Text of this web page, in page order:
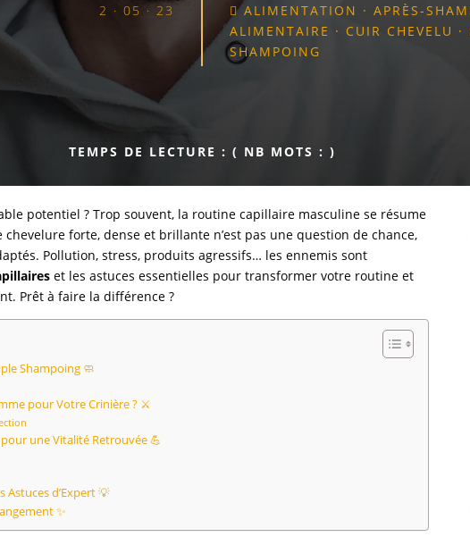
2 · 05 · 23
 ALIMENTATION · APRÈS-
ALIMENTAIRE · CUIR CHEVELU ·
SHAMPOING
TEMPS DE LECTURE : ( NB MOTS : )
potentiel ? Trop souvent, la routine capillaire masculine se résume
forte, dense et brillante n’est pas une question de chance,
Pollution, stress, produits agressifs… les ennemis sont
et les astuces essentielles pour transformer votre routine et
Prêt à faire la différence ?
Shampoing 🧼
pour Votre Crinière ? ⚔️
une Vitalité Retrouvée 💪
d’Expert 💡
✨